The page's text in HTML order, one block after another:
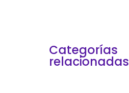
Categorías
relacionadas